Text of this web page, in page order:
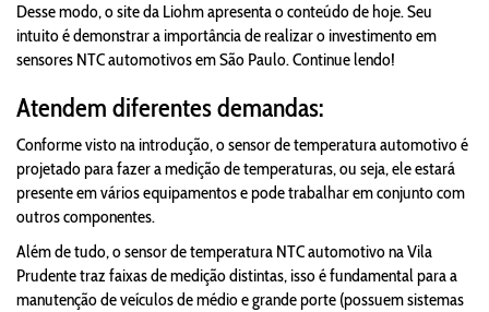
Desse modo, o site da Liohm apresenta o conteúdo de hoje. Seu
intuito é demonstrar a importância de realizar o investimento em
sensores NTC automotivos em São Paulo. Continue lendo!
Atendem diferentes demandas:
Conforme visto na introdução, o sensor de temperatura automotivo é
projetado para fazer a medição de temperaturas, ou seja, ele estará
presente em vários equipamentos e pode trabalhar em conjunto com
outros componentes.
Além de tudo, o sensor de temperatura NTC automotivo na Vila
Prudente traz faixas de medição distintas, isso é fundamental para a
manutenção de veículos de médio e grande porte (possuem sistemas